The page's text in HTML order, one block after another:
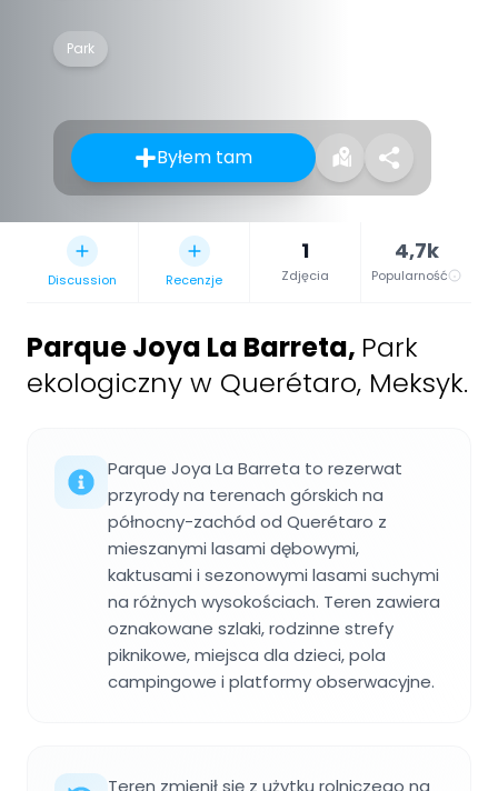
Park
Byłem tam
Discussion Recenzje
1
Zdjęcia
4,7k
Popularność
Parque Joya La Barreta, Park
ekologiczny w Querétaro, Meksyk.
Parque Joya La Barreta to rezerwat
przyrody na terenach górskich na
północny-zachód od Querétaro z
mieszanymi lasami dębowymi,
kaktusami i sezonowymi lasami suchymi
na różnych wysokościach. Teren zawiera
oznakowane szlaki, rodzinne strefy
piknikowe, miejsca dla dzieci, pola
campingowe i platformy obserwacyjne.
Teren zmienił się z użytku rolniczego na